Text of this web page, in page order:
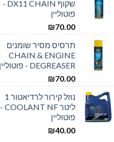
שקוף DX11 CHAIN -
פוטוליין
₪70.00
תרסיס מסיר שומנים
CHAIN & ENGINE
DEGREASER - פוטוליין
₪70.00
נוזל קירור לרדיאטור 1
ליטר COOLANT NF -
פוטוליין
₪40.00